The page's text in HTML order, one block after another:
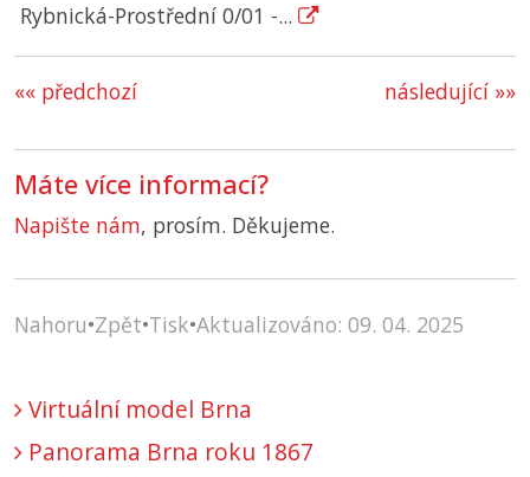
Rybnická-Prostřední 0/01 -...
«« předchozí následující »»
Máte více informací?
Napište nám, prosím. Děkujeme.
Nahoru•Zpět•Tisk•Aktualizováno: 09. 04. 2025
Virtuální model Brna
Panorama Brna roku 1867